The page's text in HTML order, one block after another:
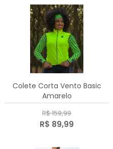
Colete Corta Vento Basic
Amarelo
R$ 159,99
R$ 89,99